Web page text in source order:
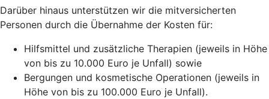
Darüber hinaus unterstützen wir die mitversicherten
Personen durch die Übernahme der Kosten für:
Hilfsmittel und zusätzliche Therapien (jeweils in Höhe
von bis zu 10.000 Euro je Unfall) sowie
Bergungen und kosmetische Operationen (jeweils in
Höhe von bis zu 100.000 Euro je Unfall).